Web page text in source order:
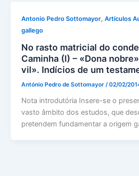
Antonio Pedro Sottomayor,Artículos
gallego
No rasto matricial do
Caminha (I) – «Dona
vil». Indícios de um
António Pedro de Sottomayor /02/02/
Nota introdutória Insere-se o
vasto âmbito dos estudos, que
pretendem fundamentar a origem